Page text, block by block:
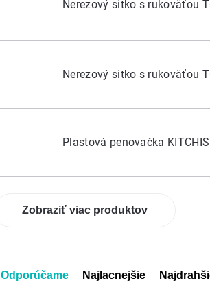
Nerezový sitko s rukoväťou
Nerezový sitko s rukoväťou
Plastová penovačka
Zobraziť viac produktov
Odporúčame Najlacnejšie